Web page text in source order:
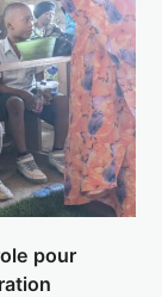
pour